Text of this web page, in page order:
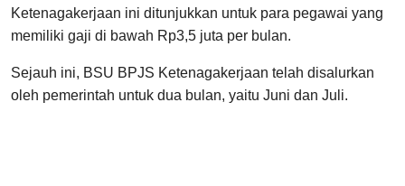
Ketenagakerjaan ini ditunjukkan untuk para pegawai yang
memiliki gaji di bawah Rp3,5 juta per bulan.
Sejauh ini, BSU BPJS Ketenagakerjaan telah disalurkan
oleh pemerintah untuk dua bulan, yaitu Juni dan Juli.